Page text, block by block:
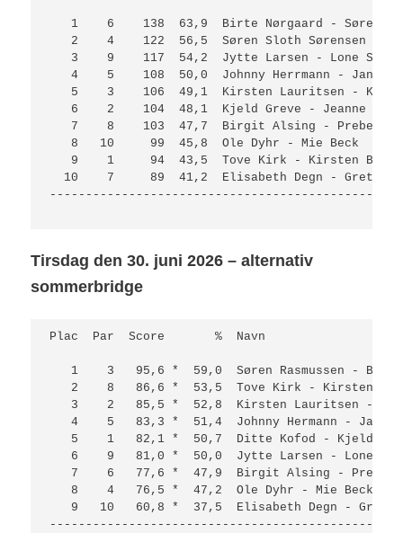
1    6    138  63,9  Birte Nørgaard - Søren
2    4    122  56,5  Søren Sloth Sørensen -
3    9    117  54,2  Jytte Larsen - Lone
4    5    108  50,0  Johnny Herrmann - Jane
5    3    106  49,1  Kirsten Lauritsen - Kurt
6    2    104  48,1  Kjeld Greve - Jeanne
7    8    103  47,7  Birgit Alsing - Preben
8   10     99  45,8  Ole Dyhr - Mie Beck
9    1     94  43,5  Tove Kirk - Kirsten
10    7     89  41,2  Elisabeth Degn - Grethe
Tirsdag den 30. juni 2026 – alternativ
sommerbridge
Plac  Par  Score       %
1    3   95,6 *  59,0  Søren Rasmussen -
2    8   86,6 *  53,5  Tove Kirk - Kirsten
3    2   85,5 *  52,8  Kirsten Lauritsen -
4    5   83,3 *  51,4  Johnny Hermann -
5    1   82,1 *  50,7  Ditte Kofod -
6    9   81,0 *  50,0  Jytte Larsen - Lone
7    6   77,6 *  47,9  Birgit Alsing -
8    4   76,5 *  47,2  Ole Dyhr -
9   10   60,8 *  37,5  Elisabeth Degn -